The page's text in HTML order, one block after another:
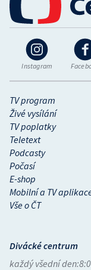
Instagram
TV program
Živé vysílání
TV poplatky
Teletext
Podcasty
Počasí
E-shop
Mobilní a TV
Vše o ČT
Divácké centrum
každý všední den: